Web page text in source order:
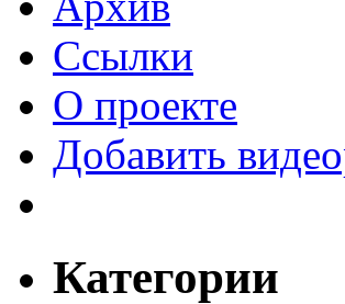
Ссылки
О проекте
Добавить
Категории